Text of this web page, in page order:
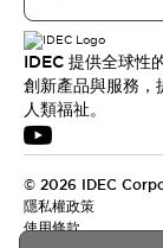
IDEC 提供全球性
創新產品與服務，
人類福祉。
© 2026 IDEC
隱私權政策
使用條款